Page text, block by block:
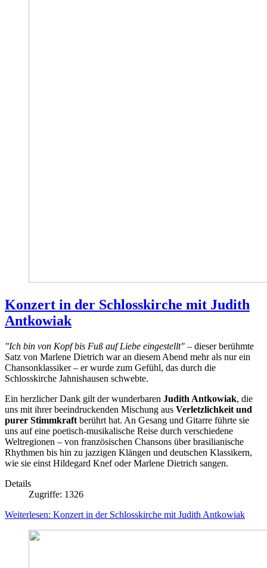
Konzert in der Schlosskirche mit Judith
Antkowiak
"Ich bin von Kopf bis Fuß auf Liebe eingestellt" – dieser berühmte
Satz von Marlene Dietrich war an diesem Abend mehr als nur ein
Chansonklassiker – er wurde zum Gefühl, das durch die
Schlosskirche Jahnishausen schwebte.
Ein herzlicher Dank gilt der wunderbaren Judith Antkowiak, die
uns mit ihrer beeindruckenden Mischung aus Verletzlichkeit und
purer Stimmkraft berührt hat. An Gesang und Gitarre führte sie
uns auf eine poetisch-musikalische Reise durch verschiedene
Weltregionen – von französischen Chansons über brasilianische
Rhythmen bis hin zu jazzigen Klängen und deutschen Klassikern,
wie sie einst Hildegard Knef oder Marlene Dietrich sangen.
Details
Zugriffe: 1326
Weiterlesen: Konzert in der Schlosskirche mit Judith Antkowiak